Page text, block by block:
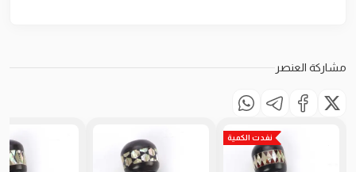
مشاركة العنصر
نفدت الكمية